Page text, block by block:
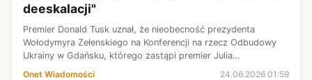
deeskalacji"
Premier Donald Tusk uznał, że nieobecność prezydenta
Wołodymyra Zełenskiego na Konferencji na rzecz Odbudowy
Ukrainy w Gdańsku, którego zastąpi premier Julia
Swyrydenko, może wpłynąć korzystnie na przebieg
Onet Wiadomości 24.06.2026 01:59